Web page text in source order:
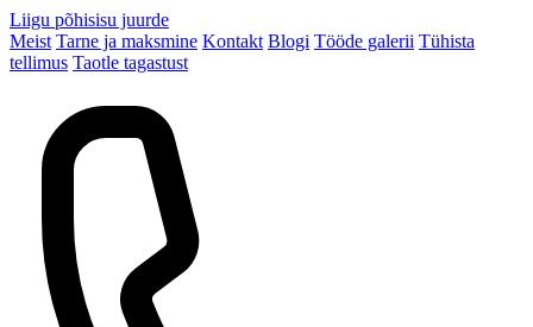
Liigu põhisisu juurde
Meist Tarne ja maksmine Kontakt Blogi Tööde galerii Tühista
tellimus Taotle tagastust